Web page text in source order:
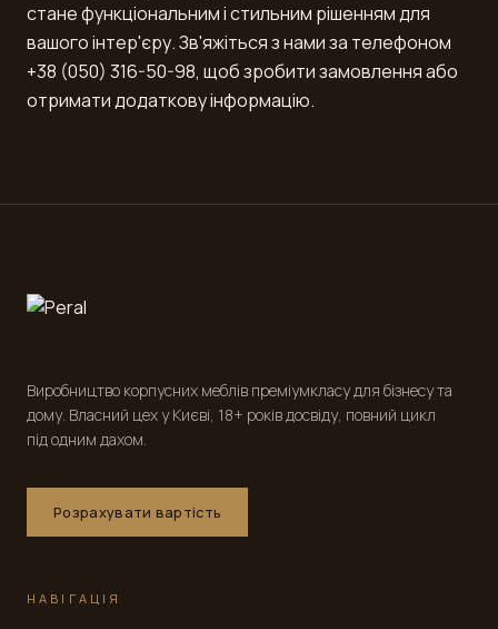
стане функціональним і стильним рішенням для
вашого інтер'єру. Зв'яжіться з нами за телефоном
+38 (050) 316-50-98, щоб зробити замовлення або
отримати додаткову інформацію.
Виробництво корпусних меблів преміумкласу для бізнесу та
дому. Власний цех у Києві, 18+ років досвіду, повний цикл
під одним дахом.
Розрахувати вартість
НАВІГАЦІЯ